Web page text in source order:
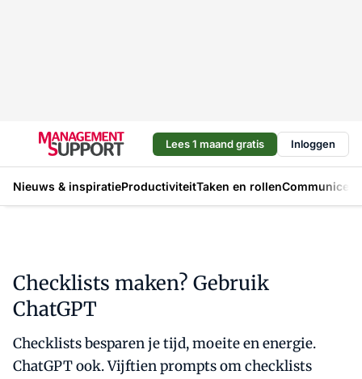
Lees 1 maand gratis Inloggen
Nieuws & inspiratieProductiviteitTaken en rollen
Checklists maken? Gebruik
ChatGPT
Checklists besparen je tijd, moeite en energie.
ChatGPT ook. Vijftien prompts om checklists